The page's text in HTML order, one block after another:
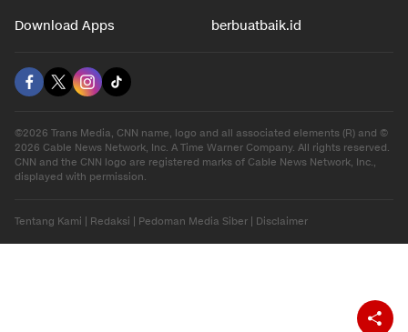
Download Apps berbuatbaik.id
©2026 Trans Media, CNN name, logo and all associated elements (R) and ©
2026 Cable News Network, Inc. A Time Warner Company. All rights reserved.
CNN and the CNN logo are registered marks of Cable News Network, Inc.,
displayed with permission.
Tentang Kami Redaksi Pedoman Media Siber Disclaimer